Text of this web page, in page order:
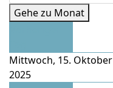
Gehe zu Monat
Mittwoch, 15. Oktober
2025